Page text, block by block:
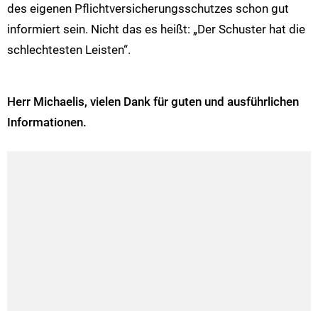
des eigenen Pflichtversicherungsschutzes schon gut
informiert sein. Nicht das es heißt: „Der Schuster hat die
schlechtesten Leisten“.
Herr Michaelis, vielen Dank für guten und ausführlichen
Informationen.